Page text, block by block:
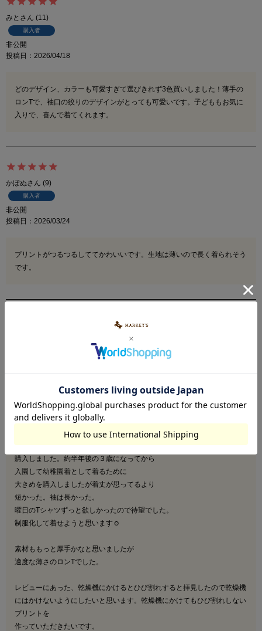
みと 11
購入者
非公開
投稿日
2026/04/18
どのデザイン、カラーも可愛すぎて選びきれず3色買いしました！薄手の
ロンTで、袖口の絞りのデザインがとっても可愛いです。子どももお気に
入りで、喜んで着てくれます。
かぽぬ 9
購入者
非公開
投稿日
2026/03/24
プリントがつるつるしててかわいいです。生地は薄いので長く着られそう
です。
投稿日
2026/03/23
ママさん↑のレビューが大変参考になりました。
ありがとうございます。
２歳７ヶ月　女の子　身長95cmで110cmを
購入しました。約半年後の３歳になってから
入園して幼稚園着として着るために
大きめを購入しましたが着丈が思ってるより
短かった。袖は長かった。
曜日のTシャツずっと欲しかったので待望でした。
制服化して着せようと思います☺︎
素材ももっと厚手かなと思いましたが
適度な薄さのロンTでした。
レビューにあった、乾燥機にかけるとひび割れすると拝見したので乾燥機
にはかけないようにしたいと思います。乾燥機にかけてもひび割れしない
プリントを
作っていただきたいです。